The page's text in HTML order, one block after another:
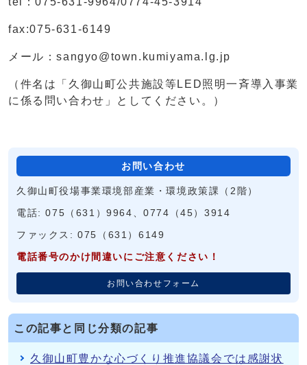
fax:075-631-6149
メール：sangyo@town.kumiyama.lg.jp
（件名は「久御山町公共施設等LED照明一斉導入事業
に係る問い合わせ」としてください。）
お問い合わせ
久御山町役場事業環境部産業・環境政策課（2階）
電話: 075（631）9964、0774（45）3914
ファックス: 075（631）6149
電話番号のかけ間違いにご注意ください！
お問い合わせフォーム
この記事と同じ分類の記事
久御山町豊かな心づくり推進協議会では感謝状